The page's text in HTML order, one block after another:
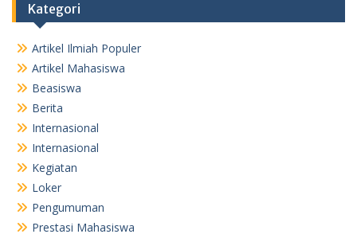
Kategori
Artikel Ilmiah Populer
Artikel Mahasiswa
Beasiswa
Berita
Internasional
Internasional
Kegiatan
Loker
Pengumuman
Prestasi Mahasiswa